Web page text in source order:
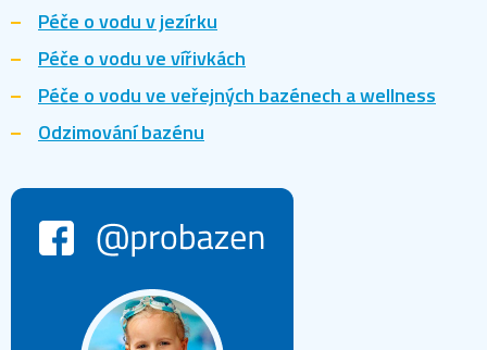
Péče o vodu v jezírku
Péče o vodu ve vířivkách
Péče o vodu ve veřejných bazénech a wellness
Odzimování bazénu